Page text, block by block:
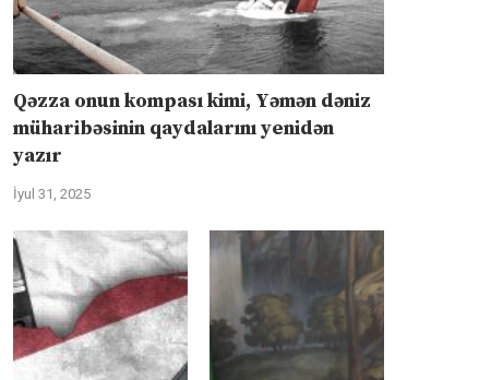
Qəzza onun kompası kimi, Yəmən dəniz
müharibəsinin qaydalarını yenidən
yazır
İyul 31, 2025